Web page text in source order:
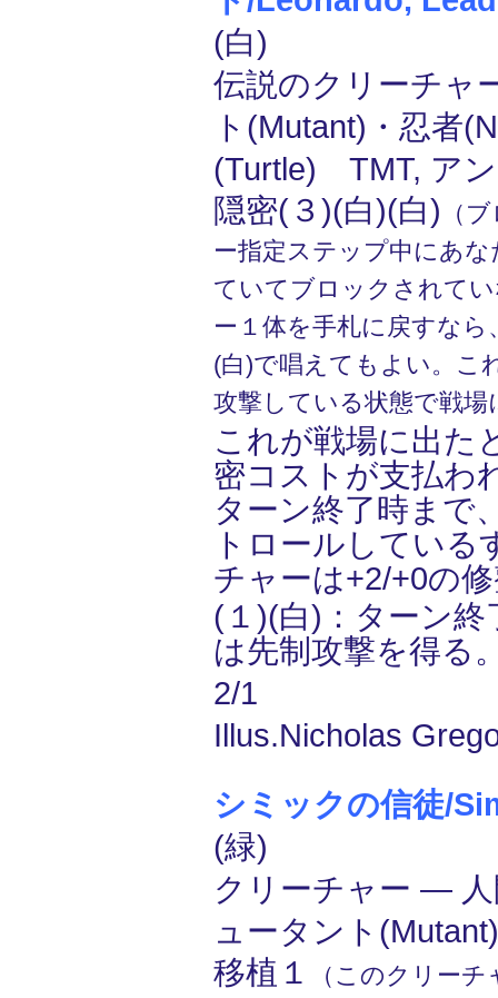
(白)
伝説のクリーチャ
ト(Mutant)・忍者
(Turtle) TMT, ア
隠密(３)(白)(白) （
ー指定ステップ中にあ
ていてブロックされて
ー１体を手札に戻すなら
(白)で唱えてもよい。こ
攻撃している状態で戦場
これが戦場に出た
密コストが支払わ
ターン終了時まで
トロールしている
チャーは+2/+0の
(１)(白)：ターン
は先制攻撃を得る
2/1
Illus.Nicholas
シミックの信徒/
(緑)
クリーチャー ―
ュータント
移植１
（このクリー